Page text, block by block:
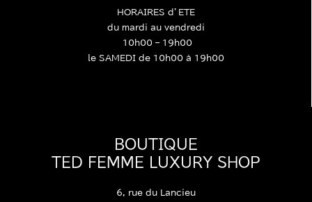
HORAIRES d’ETE
du mardi au vendredi
10h00 – 19h00
le SAMEDI de 10h00 à 19h00
BOUTIQUE
TED FEMME LUXURY SHOP
6, rue du Lancieu